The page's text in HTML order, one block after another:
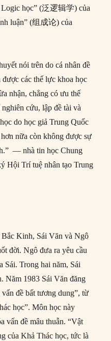
học” (泛逻辑学) của
luận” (组成论) của
nói trên do cá nhân đề
các thế lực khoa học
nhận, chẳng có ưu thế
cứu, lập đề tài và
do học giả Trung Quốc
nữa còn không được sự
–– nhà tin học Chung
Hội Trí tuệ nhân tạo Trung
Bắc Kinh, Sái Văn và Ngô
đời. Ngô đưa ra yêu cầu
Sái. Trong hai năm, Sái
Năm 1983 Sái Văn đăng
đề bất tương dung”, từ
học”. Môn học này
vấn đề mâu thuẫn. “Vật
của Khả Thác học, tức là